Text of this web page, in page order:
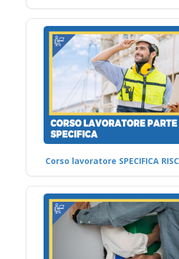
Corso lavoratore SPECIFICA